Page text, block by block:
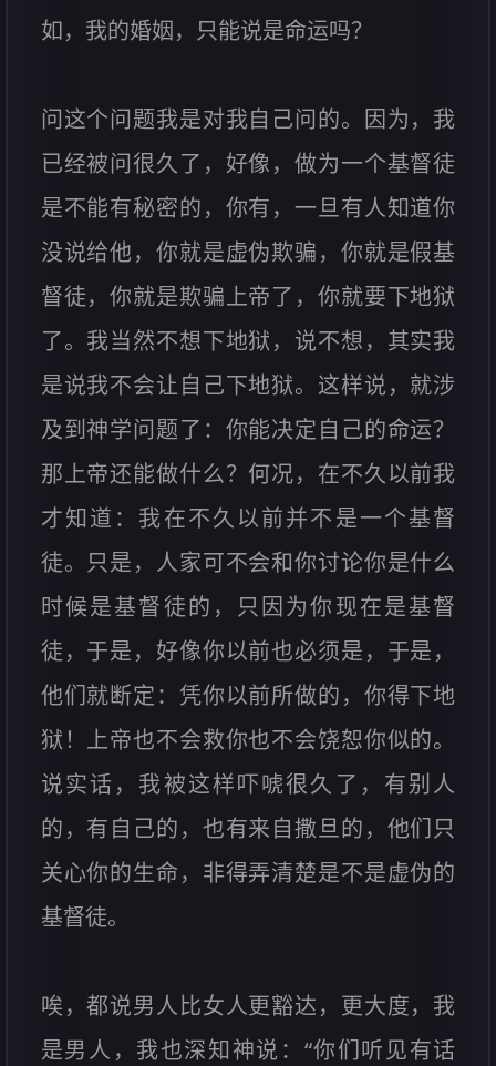
如，我的婚姻，只能说是命运吗？
问这个问题我是对我自己问的。因为，我
已经被问很久了，好像，做为一个基督徒
是不能有秘密的，你有，一旦有人知道你
没说给他，你就是虚伪欺骗，你就是假基
督徒，你就是欺骗上帝了，你就要下地狱
了。我当然不想下地狱，说不想，其实我
是说我不会让自己下地狱。这样说，就涉
及到神学问题了：你能决定自己的命运？
那上帝还能做什么？何况，在不久以前我
才知道：我在不久以前并不是一个基督
徒。只是，人家可不会和你讨论你是什么
时候是基督徒的，只因为你现在是基督
徒，于是，好像你以前也必须是，于是，
他们就断定：凭你以前所做的，你得下地
狱！上帝也不会救你也不会饶恕你似的。
说实话，我被这样吓唬很久了，有别人
的，有自己的，也有来自撒旦的，他们只
关心你的生命，非得弄清楚是不是虚伪的
基督徒。
唉，都说男人比女人更豁达，更大度，我
是男人，我也深知神说：“你们听见有话